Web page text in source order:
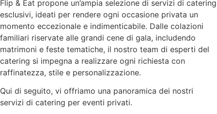
Flip & Eat propone un’ampia selezione di servizi di catering
esclusivi, ideati per rendere ogni occasione privata un
momento eccezionale e indimenticabile. Dalle colazioni
familiari riservate alle grandi cene di gala, includendo
matrimoni e feste tematiche, il nostro team di esperti del
catering si impegna a realizzare ogni richiesta con
raffinatezza, stile e personalizzazione.
Qui di seguito, vi offriamo una panoramica dei nostri
servizi di catering per eventi privati.